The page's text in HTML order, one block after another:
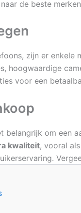
de beste
zijn er
hoogwaardige
voor een
belangrijk om een
kwaliteit, vooral